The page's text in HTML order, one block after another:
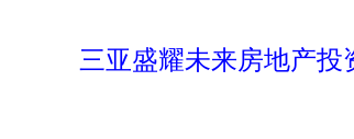
三亚盛耀未来房地产投